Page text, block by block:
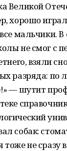
Великой
хорошо
мальчики.
не смог с
взяли
разряда: по
— шутит
собак:
не сразу